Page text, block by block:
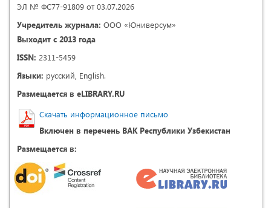
ЭЛ № ФС77-91809 от 03.07.2026
Учредитель журнала: ООО «Юниверсум»
Выходит с 2013 года
ISSN: 2311-5459
Языки: русский, English.
Размещается в eLIBRARY.RU
Скачать информационное письмо
Включен в перечень ВАК Республики Узбекистан
Размещается в: